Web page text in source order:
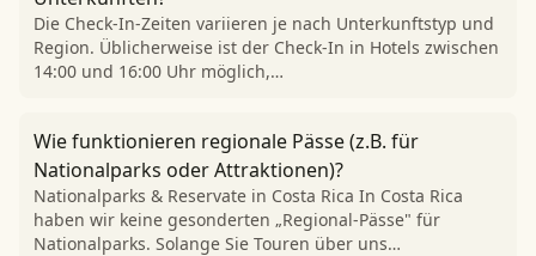
Die Check-In-Zeiten variieren je nach Unterkunftstyp und
Region. Üblicherweise ist der Check-In in Hotels zwischen
14:00 und 16:00 Uhr möglich,…
Wie funktionieren regionale Pässe (z.B. für
Nationalparks oder Attraktionen)?
Nationalparks & Reservate in Costa Rica In Costa Rica
haben wir keine gesonderten „Regional-Pässe" für
Nationalparks. Solange Sie Touren über uns…